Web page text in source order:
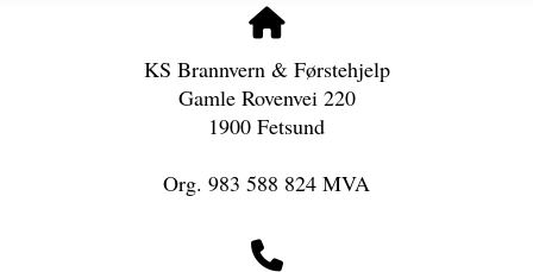
KS Brannvern & Førstehjelp
Gamle Rovenvei 220
1900 Fetsund
Org. 983 588 824 MVA